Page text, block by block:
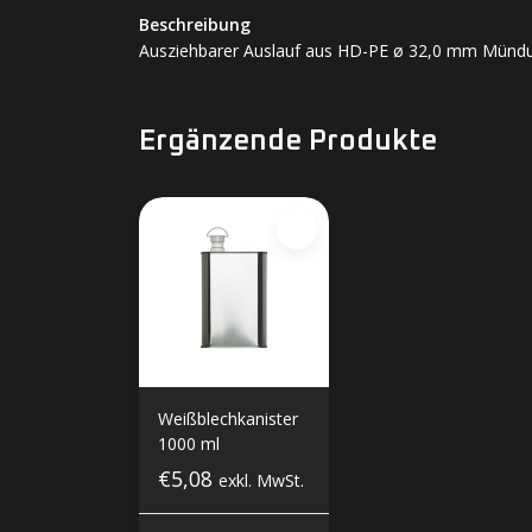
Beschreibung
Ausziehbarer Auslauf aus HD-PE ø 32,0 mm
Ergänzende Produkte
Weißblechkanister
1000 ml
€5,08 exkl. MwSt.